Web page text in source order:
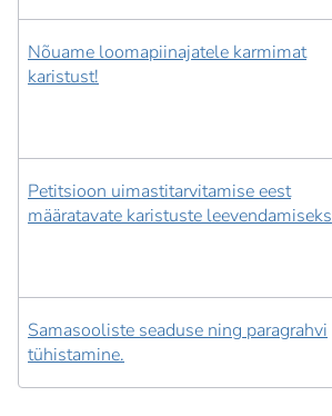
Nõuame loomapiinajatele karmimat
karistust!
Petitsioon uimastitarvitamise eest
määratavate karistuste leevendamiseks
Samasooliste seaduse ning paragrahvi
tühistamine.